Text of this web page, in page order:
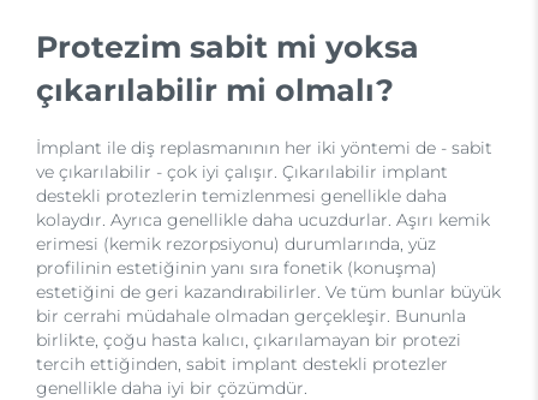
Protezim sabit mi yoksa
çıkarılabilir mi olmalı?
İmplant ile diş replasmanının her iki yöntemi de - sabit
ve çıkarılabilir - çok iyi çalışır. Çıkarılabilir implant
destekli protezlerin temizlenmesi genellikle daha
kolaydır. Ayrıca genellikle daha ucuzdurlar. Aşırı kemik
erimesi (kemik rezorpsiyonu) durumlarında, yüz
profilinin estetiğinin yanı sıra fonetik (konuşma)
estetiğini de geri kazandırabilirler. Ve tüm bunlar büyük
bir cerrahi müdahale olmadan gerçekleşir. Bununla
birlikte, çoğu hasta kalıcı, çıkarılamayan bir protezi
tercih ettiğinden, sabit implant destekli protezler
genellikle daha iyi bir çözümdür.